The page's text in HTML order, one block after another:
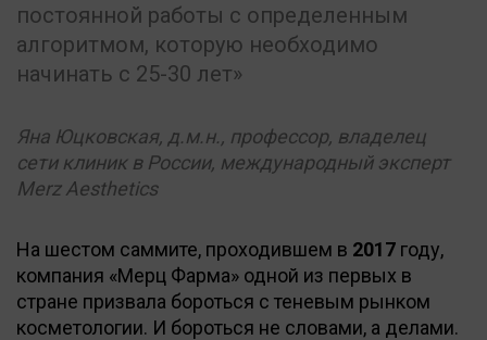
постоянной работы с определенным
алгоритмом, которую необходимо
начинать с 25-30 лет
Яна Юцковская, д.м.н., профессор, владелец
сети клиник в России, международный эксперт
Merz Aesthetics
На шестом саммите, проходившем в 2017 году,
компания «Мерц Фарма» одной из первых в
стране призвала бороться с теневым рынком
косметологии. И бороться не словами, а делами.